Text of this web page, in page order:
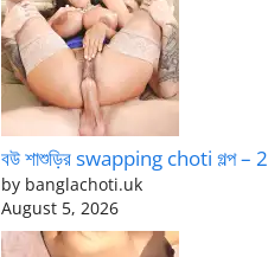
বউ শাশুড়ির swapping choti গল্প – 2
by banglachoti.uk
August 5, 2026